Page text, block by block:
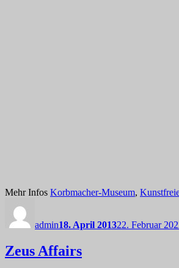
Mehr Infos Korbmacher-Museum,
admin18. April 201322. Februar
Zeus Affairs